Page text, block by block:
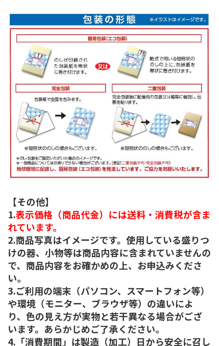
【その他】
1.表示価格（商品代金）には送料・消費税が含ま
れています。
2.商品写真はイメージです。使用している盛りつ
けの器、小物等は商品内容に含まれていませんの
で、商品内容をお確かめの上、お申込みくださ
い。
3.ご利用の端末（パソコン、スマートフォン等）
や環境（モニター、ブラウザ等）の違いによ
り、色の見え方が実物と若干異なる場合がござ
います。あらかじめご了承ください。
4.「消費期間」は製造（加工）日から安全に召し